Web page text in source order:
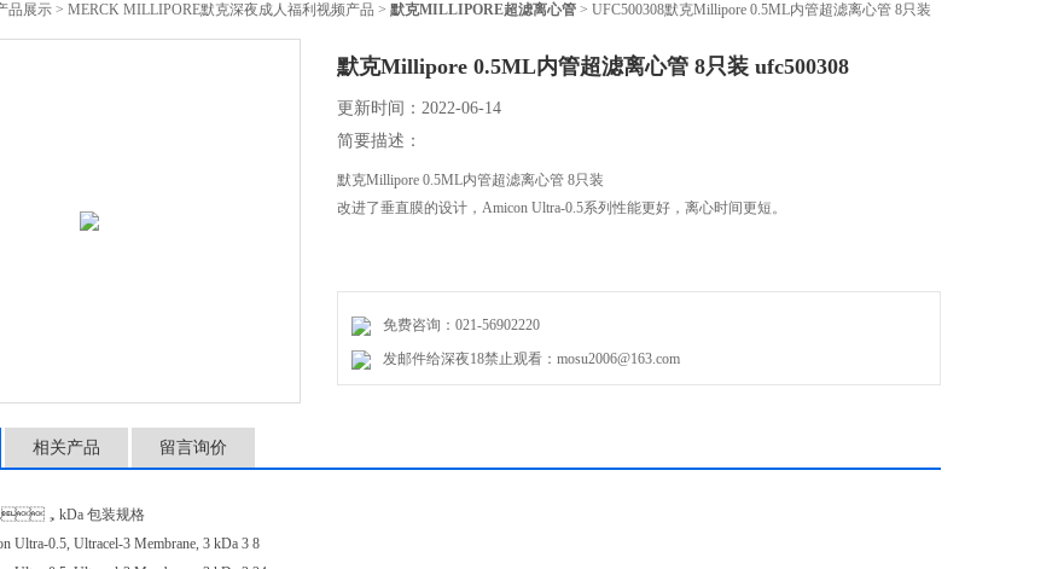
品展示 > MERCK MILLIPORE默克深夜成人福利视频产品 > 默克MILLIPORE超滤离心管 > UFC500308默克Millipore 0.5ML内管超滤离心管 8只装
默克Millipore 0.5ML内管超滤离心管 8只装 ufc500308
更新时间：2022-06-14
简要描述：
默克Millipore 0.5ML内管超滤离心管 8只装
改进了垂直膜的设计，Amicon Ultra-0.5系列性能更好，离心时间更短。
免费咨询：021-56902220
发邮件给深夜18禁止观看：mosu2006@163.com
相关产品 留言询价
，kDa 包装规格
Ultra-0.5, Ultracel-3 Membrane, 3 kDa 3 8